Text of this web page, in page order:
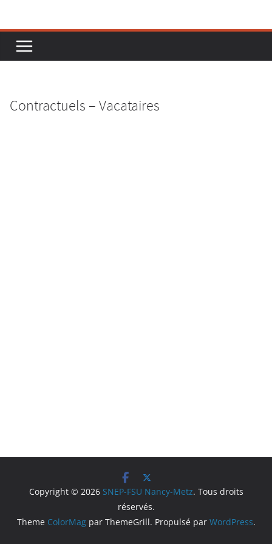
contenu
Contractuels – Vacataires
Copyright © 2026 SNEP-FSU Nancy-Metz. Tous droits
réservés.
Theme ColorMagpar ThemeGrill. Propulsé par WordPress.